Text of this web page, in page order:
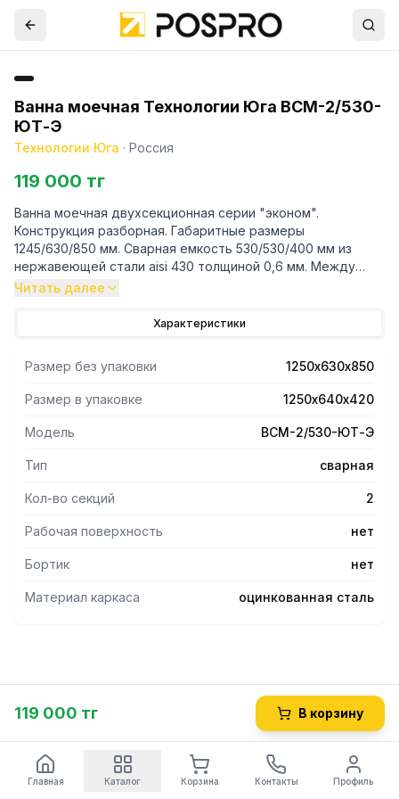
Ванна моечная Технологии Юга ВСМ-2/530-
ЮТ-Э
Технологии Юга · Россия
119 000 тг
Ванна моечная двухсекционная серии "эконом".
Конструкция разборная. Габаритные размеры
1245/630/850 мм. Сварная емкость 530/530/400 мм из
нержавеющей стали aisi 430 толщиной 0,6 мм. Между
ёмкостями имеется двойная перегородка. Диаметр
Читать далее
Характеристики
Размер без упаковки 1250х630х850
Размер в упаковке 1250х640х420
Модель ВСМ-2/530-ЮТ-Э
Тип сварная
Кол-во секций 2
Рабочая поверхность нет
Бортик нет
Материал каркаса оцинкованная сталь
119 000 тг В корзину
Главная Каталог Корзина Контакты Профиль